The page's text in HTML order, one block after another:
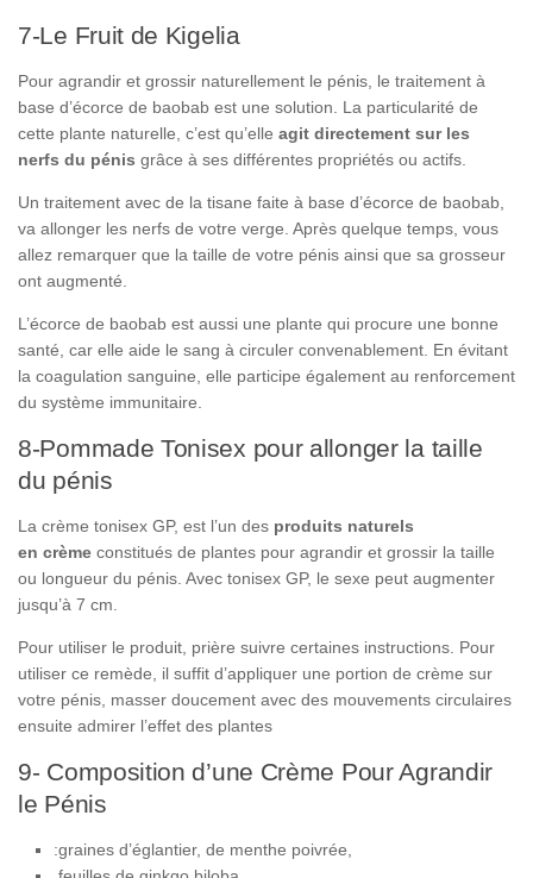
7-Le Fruit de Kigelia
Pour agrandir et grossir naturellement le pénis, le traitement à
base d’écorce de baobab est une solution. La particularité de
cette plante naturelle, c’est qu’elle agit directement sur les
nerfs du pénis grâce à ses différentes propriétés ou actifs.
Un traitement avec de la tisane faite à base d’écorce de baobab,
va allonger les nerfs de votre verge. Après quelque temps, vous
allez remarquer que la taille de votre pénis ainsi que sa grosseur
ont augmenté.
L’écorce de baobab est aussi une plante qui procure une bonne
santé, car elle aide le sang à circuler convenablement. En évitant
la coagulation sanguine, elle participe également au renforcement
du système immunitaire.
8-Pommade Tonisex pour allonger la taille
du pénis
La crème tonisex GP, est l’un des produits naturels
en crème constitués de plantes pour agrandir et grossir la taille
ou longueur du pénis. Avec tonisex GP, le sexe peut augmenter
jusqu’à 7 cm.
Pour utiliser le produit, prière suivre certaines instructions. Pour
utiliser ce remède, il suffit d’appliquer une portion de crème sur
votre pénis, masser doucement avec des mouvements circulaires
ensuite admirer l’effet des plantes
9- Composition d’une Crème Pour Agrandir
le Pénis
:graines d’églantier, de menthe poivrée,